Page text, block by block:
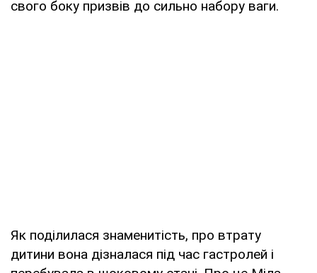
свого боку призвів до сильно набору ваги.
Як поділилася знаменитість, про втрату
дитини вона дізналася під час гастролей і